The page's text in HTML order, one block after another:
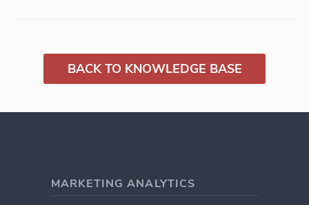
BACK TO KNOWLEDGE BASE
MARKETING ANALYTICS